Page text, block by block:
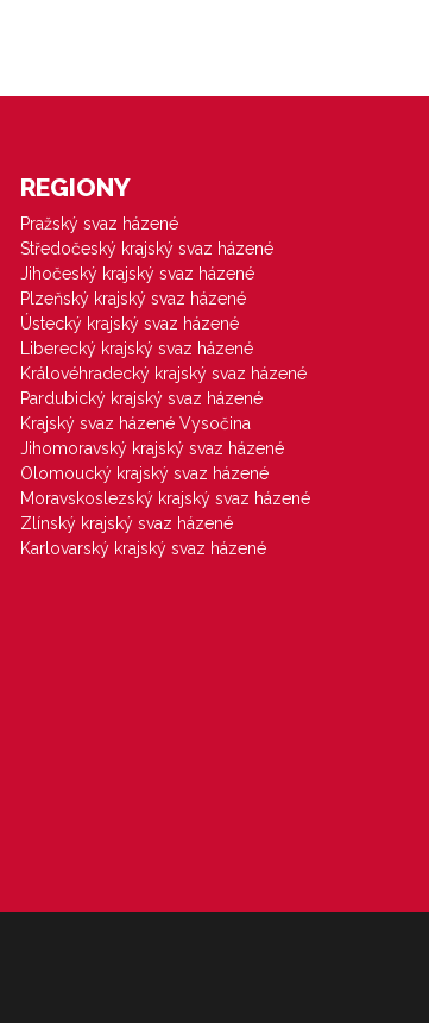
REGIONY
Pražský svaz házené
Středočeský krajský svaz házené
Jihočeský krajský svaz házené
Plzeňský krajský svaz házené
Ústecký krajský svaz házené
Liberecký krajský svaz házené
Královéhradecký krajský svaz házené
Pardubický krajský svaz házené
Krajský svaz házené Vysočina
Jihomoravský krajský svaz házené
Olomoucký krajský svaz házené
Moravskoslezský krajský svaz házené
Zlínský krajský svaz házené
Karlovarský krajský svaz házené